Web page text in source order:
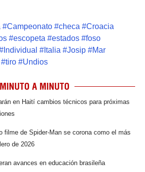
#Campeonato #checa #Croacia
#escopeta #estados #foso
Individual # Italia #Josip #Mar
#tiro #Undios
MINUTO A MINUTO
en Haití cambios técnicos para próximas
filme de Spider-Man se corona como el más
de 2026
avances en educación brasileña